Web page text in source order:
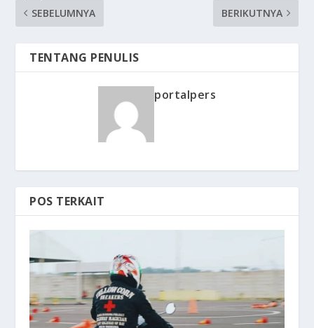
SEBELUMNYA
BERIKUTNYA
TENTANG PENULIS
portalpers
POS TERKAIT